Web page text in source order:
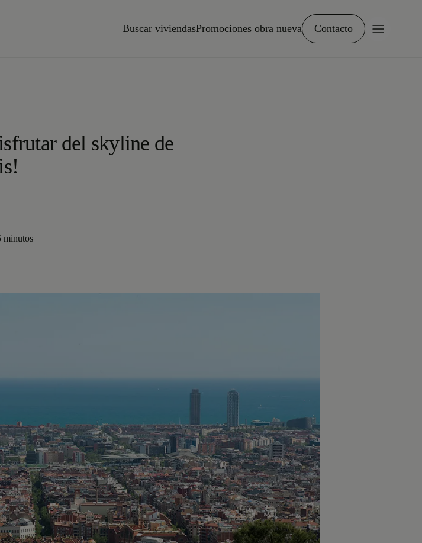
Buscar viviendasPromociones obra nueva Contacto
del skyline de
minutos